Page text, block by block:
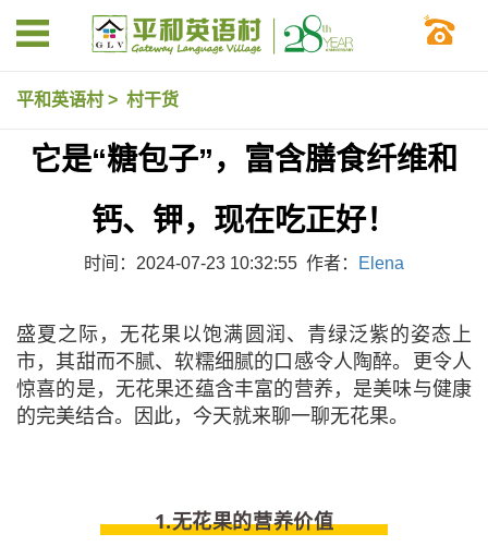
平和英语村 > 村干货
它是“糖包子”，富含膳食纤维和
钙、钾，现在吃正好！
时间：2024-07-23 10:32:55 作者： Elena
盛夏之际，无花果以饱满圆润、青绿泛紫的姿态上
市，其甜而不腻、软糯细腻的口感令人陶醉。更令人
惊喜的是，无花果还蕴含丰富的营养，是美味与健康
的完美结合。因此，今天就来聊一聊无花果。
1.无花果的营养价值